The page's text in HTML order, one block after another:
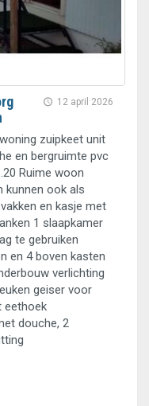
12 april 2026
zuipkeet unit
en bergruimte pvc
Ruime woon
kunnen ook als
en kasje met
1 slaapkamer
te gebruiken
en 4 boven kasten
verlichting
geiser voor
eethoek
douche, 2